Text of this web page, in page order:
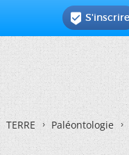
 S'inscrire
TERRE Paléontologie